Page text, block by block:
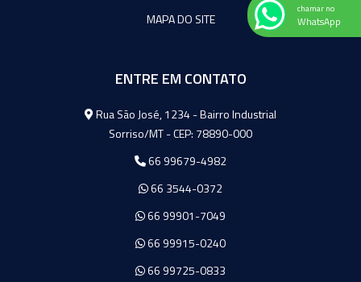
MAPA DO SITE
ENTRE EM CONTATO
Agromeq
Rua São José, 1234 - Bairro Industrial
Sorriso/MT - CEP: 78890-000
66 99679-4982
66 3544-0372
66 99901-7049
66 99915-0240
66 99725-0833
chamar no
WhatsApp